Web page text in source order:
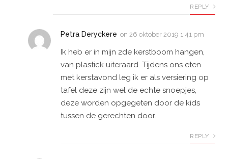
REPLY
Petra Deryckere on 26 oktober 2019 1:41 pm
Ik heb er in mijn 2de kerstboom hangen,
van plastick uiteraard. Tijdens ons eten
met kerstavond leg ik er als versiering op
tafel deze zijn wel de echte snoepjes,
deze worden opgegeten door de kids
tussen de gerechten door.
REPLY